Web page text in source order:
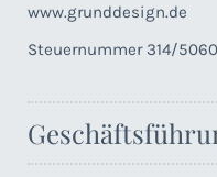
www.grunddesign.de
Steuernummer 314/